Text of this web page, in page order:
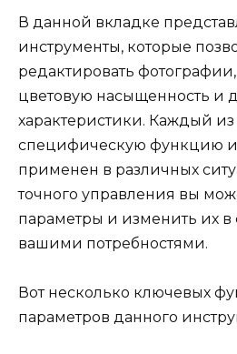
В данной вкладке
инструменты, которые
редактировать
цветовую насыщенность и
характеристики. Каждый
специфическую функцию и
применен в различных
точного управления вы
параметры и изменить их в
вашими потребностями.
Вот несколько ключевых
параметров данного